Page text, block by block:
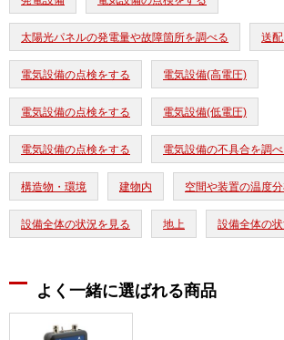
太陽光パネルの発電量や故障箇所を調べる 送
電気設備の点検をする 電気設備(高電圧)
電気設備の点検をする 電気設備(低電圧)
電気設備の点検をする 電気設備の不具合を調
構造物・環境 建物内 空間や装置の温度
設備全体の状況を見る 地上 設備全体の
よく一緒に選ばれる商品